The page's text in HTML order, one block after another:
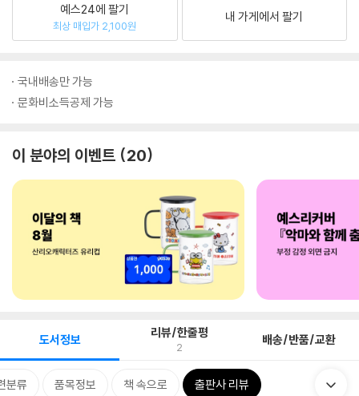
예스24에 팔기
최상 매입가 2,100원
내 가게에서 팔기
국내배송만 가능
문화비소득공제 가능
이 분야의 이벤트 20
도서정보 리뷰/한줄평
2 배송/반품/교환
분류 품목정보 책 속으로 출판사 리뷰